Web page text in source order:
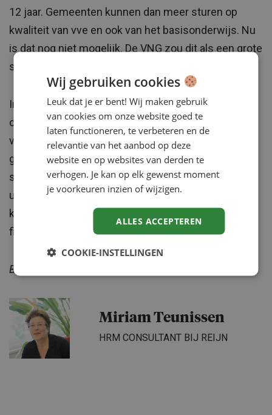
12 jaar. Gemeenten kunnen dan meer sturen op
kwaliteit van vve en ook van het basisonderwijs. Nu
is dat nog niet mogelijk. De VNG zou dit als een grote
stap vooruit zien.
In Amsterdam en Rotterdam zijn goede initiatieven
ontwikkeld om de basisvoorzieningen voor vve te
verbeteren. Er is al een start gemaakt met
geïntegreerde voorzieningen op verschillende
scholen en dit wordt in het najaar nog verder
uitgebreid. Zij lopen hiermee vooruit op het
kabinetsbesluit harmonisering van de
financieringsstromen voorschoolse periode.
Bron: Binnenlands Bestuur
Miriam Teunissen
HRM CONSULTANT BIJ REIJN
Wij gebruiken cookies
Leuk dat je er bent! Wij maken gebruik
van cookies om onze website goed te
laten functioneren, te verbeteren en de
relevantie van het aanbod op deze
website en op websites van derden te
verhogen. Je kan op elk gewenst moment
je voorkeuren inzien of wijzigen.
ALLES ACCEPTEREN
COOKIE-INSTELLINGEN